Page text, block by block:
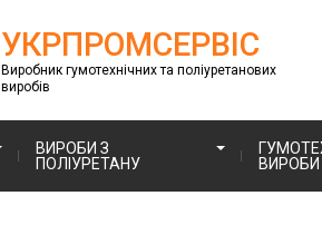
УКРПРОМСЕРВІС
Виробник гумотехнічних та поліуретанових
виробів
ВИРОБИ З
ПОЛІУРЕТАНУ
ВИРОБИ